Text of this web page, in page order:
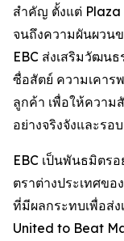
สำคัญ ตั้งแต่ Plaza
จนถึงความผันผวน
EBC ส่งเสริมวัฒน
ซื่อสัตย์ ความเคาร
ลูกค้า เพื่อให้ควา
อย่างจริงจังและรอ
EBC เป็นพันธมิตร
ตราต่างประเทศข
ที่มีผลกระทบเพื่อส่ง
United to Beat